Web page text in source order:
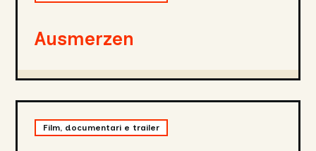
Ausmerzen
Film, documentari e trailer
sogni
della